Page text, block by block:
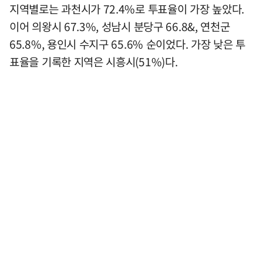
지역별로는 과천시가 72.4%로 투표율이 가장 높았다.
이어 의왕시 67.3%, 성남시 분당구 66.8&, 연천군
65.8%, 용인시 수지구 65.6% 순이었다. 가장 낮은 투
표율을 기록한 지역은 시흥시(51%)다.